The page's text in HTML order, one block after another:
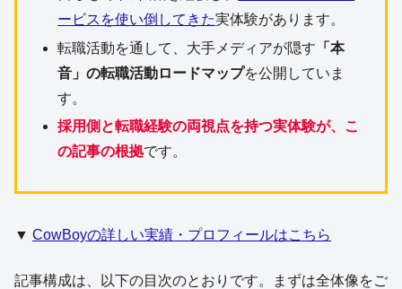
ービスを使い倒してきた実体験があります。
転職活動を通して、大手メディアが隠す 「本
音」の転職活動ロードマップを公開していま
す。
採用側と転職経験の両視点を持つ実体験が、こ
の記事の根拠です。
▼ CowBoyの詳しい実績・プロフィールはこちら
記事構成は、以下の目次のとおりです。まずは全体像をご